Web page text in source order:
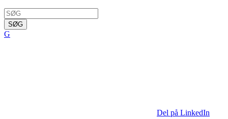
SØG
G
Del på LinkedIn